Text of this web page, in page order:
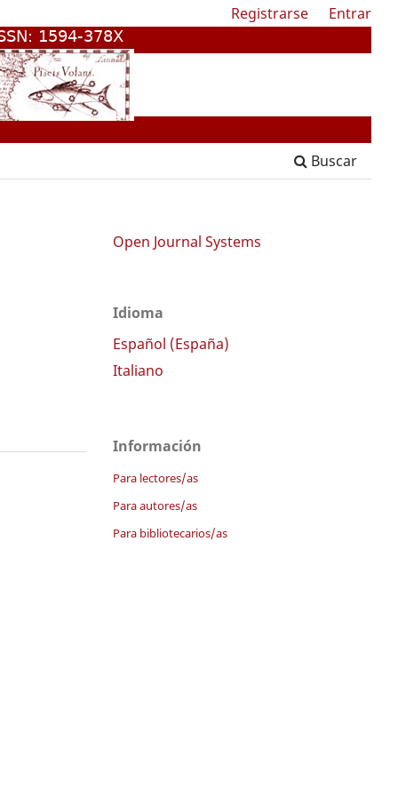
Buscar
Registrarse Entrar
Open Journal Systems
Idioma
Español (España)
Italiano
Información
Para lectores/as
Para autores/as
Para bibliotecarios/as